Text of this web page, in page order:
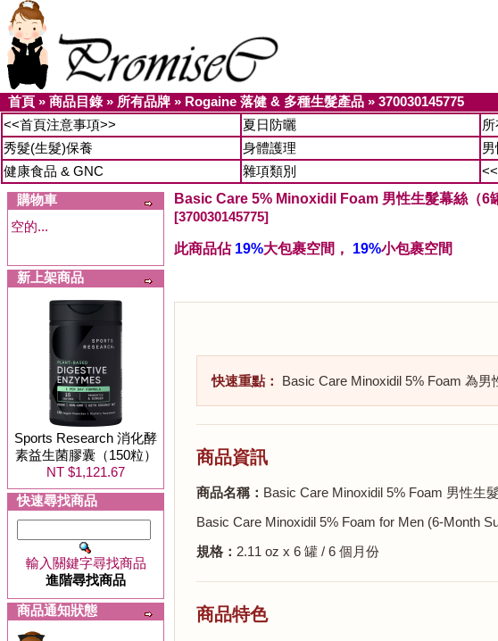
首頁 » 商品目錄» 所有品牌 » Rogaine 落健 & 多種生髮產品 » 370030145775
<<首頁注意事項>>
夏日防曬
秀髮(生髮)保養
身體護理
健康食品 & GNC
雜項類別
購物車
空的...
新上架商品
Sports Research 消化酵
素益生菌膠囊（150粒）
NT $1,121.67
快速尋找商品
輸入關鍵字尋找商品
進階尋找商品
商品通知狀態
Basic Care 5% Minoxidil Foam 男性生髮幕絲（6
[370030145775]
此商品佔 19%大包裹空間， 19%小包裹空間
快速重點： Basic Care Minoxidil 5% Foam 為
商品資訊
商品名稱： Basic Care Minoxidil 5% Foam 男性生
Basic Care Minoxidil 5% Foam for Men (6-Month
規格： 2.11 oz x 6 罐 / 6 個月份
商品特色